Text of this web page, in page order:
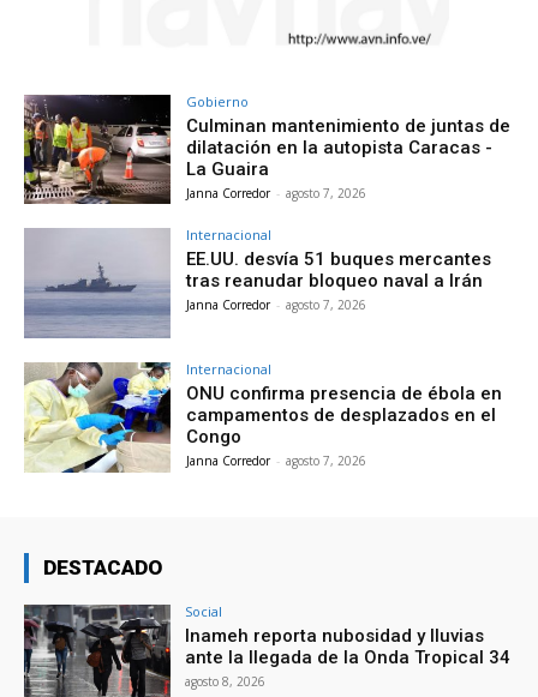
Gobierno
Culminan mantenimiento de juntas de
dilatación en la autopista Caracas -
La Guaira
Janna Corredor - agosto 7, 2026
Internacional
EE.UU. desvía 51 buques mercantes
tras reanudar bloqueo naval a Irán
Janna Corredor - agosto 7, 2026
Internacional
ONU confirma presencia de ébola en
campamentos de desplazados en el
Congo
Janna Corredor - agosto 7, 2026
DESTACADO
Social
Inameh reporta nubosidad y lluvias
ante la llegada de la Onda Tropical 34
agosto 8, 2026